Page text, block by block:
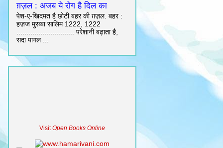
ग़ज़ल : अजब ये रोग है दिल का
पेश-ए-खिदमत है छोटी बहर की ग़ज़ल. बहर :
हज़ज मुरब्बा सालिम 1222, 1222
............................. परेशानी बढ़ाता है,
सदा पागल ...
VisitOpen Books Online